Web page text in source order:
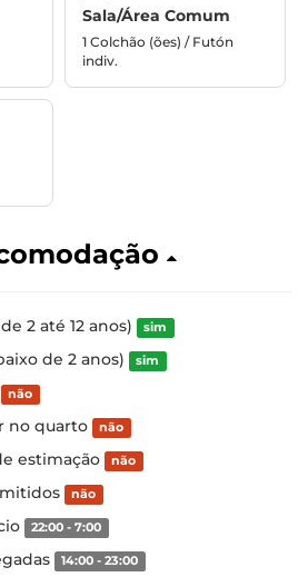
Sala/Área Comum
1 Colchão (ões) / Futón
indiv.
2 até 12 anos) sim
de 2 anos) sim
não
no quarto não
estimação não
não
22:00 - 7:00
14:00 - 23:00